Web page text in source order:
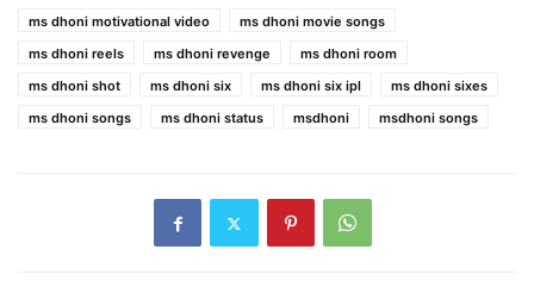
ms dhoni motivational video
ms dhoni movie songs
ms dhoni reels
ms dhoni revenge
ms dhoni room
ms dhoni shot
ms dhoni six ms dhoni six ipl
ms dhoni sixes
ms dhoni songs
ms dhoni status msdhoni msdhoni songs